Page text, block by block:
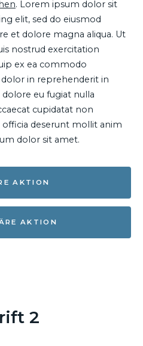
. Lorem ipsum dolor sit
elit, sed do eiusmod
et dolore magna aliqua. Ut
nostrud exercitation
ex ea commodo
dolor in reprehenderit in
eu fugiat nulla
cupidatat non
deserunt mollit anim
dolor sit amet.
AKTION
AKTION
2